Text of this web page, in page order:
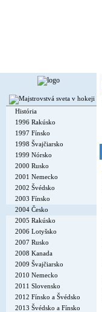
História
1996 Rakúsko
1997 Fínsko
1998 Švajčiarsko
1999 Nórsko
2000 Rusko
2001 Nemecko
2002 Švédsko
2003 Fínsko
2004 Česko
2005 Rakúsko
2006 Lotyšsko
2007 Rusko
2008 Kanada
2009 Švajčiarsko
2010 Nemecko
2011 Slovensko
2012 Fínsko a Švédsko
2013 Švédsko a Fínsko